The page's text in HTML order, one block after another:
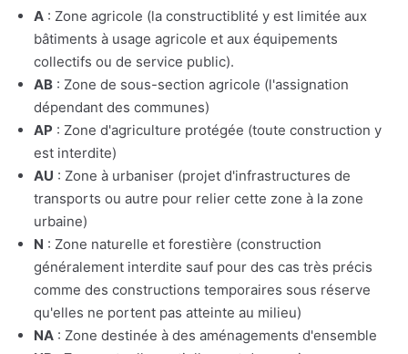
A : Zone agricole (la constructiblité y est limitée aux
bâtiments à usage agricole et aux équipements
collectifs ou de service public).
AB : Zone de sous-section agricole (l'assignation
dépendant des communes)
AP : Zone d'agriculture protégée (toute construction y
est interdite)
AU : Zone à urbaniser (projet d'infrastructures de
transports ou autre pour relier cette zone à la zone
urbaine)
N : Zone naturelle et forestière (construction
généralement interdite sauf pour des cas très précis
comme des constructions temporaires sous réserve
qu'elles ne portent pas atteinte au milieu)
NA : Zone destinée à des aménagements d'ensemble